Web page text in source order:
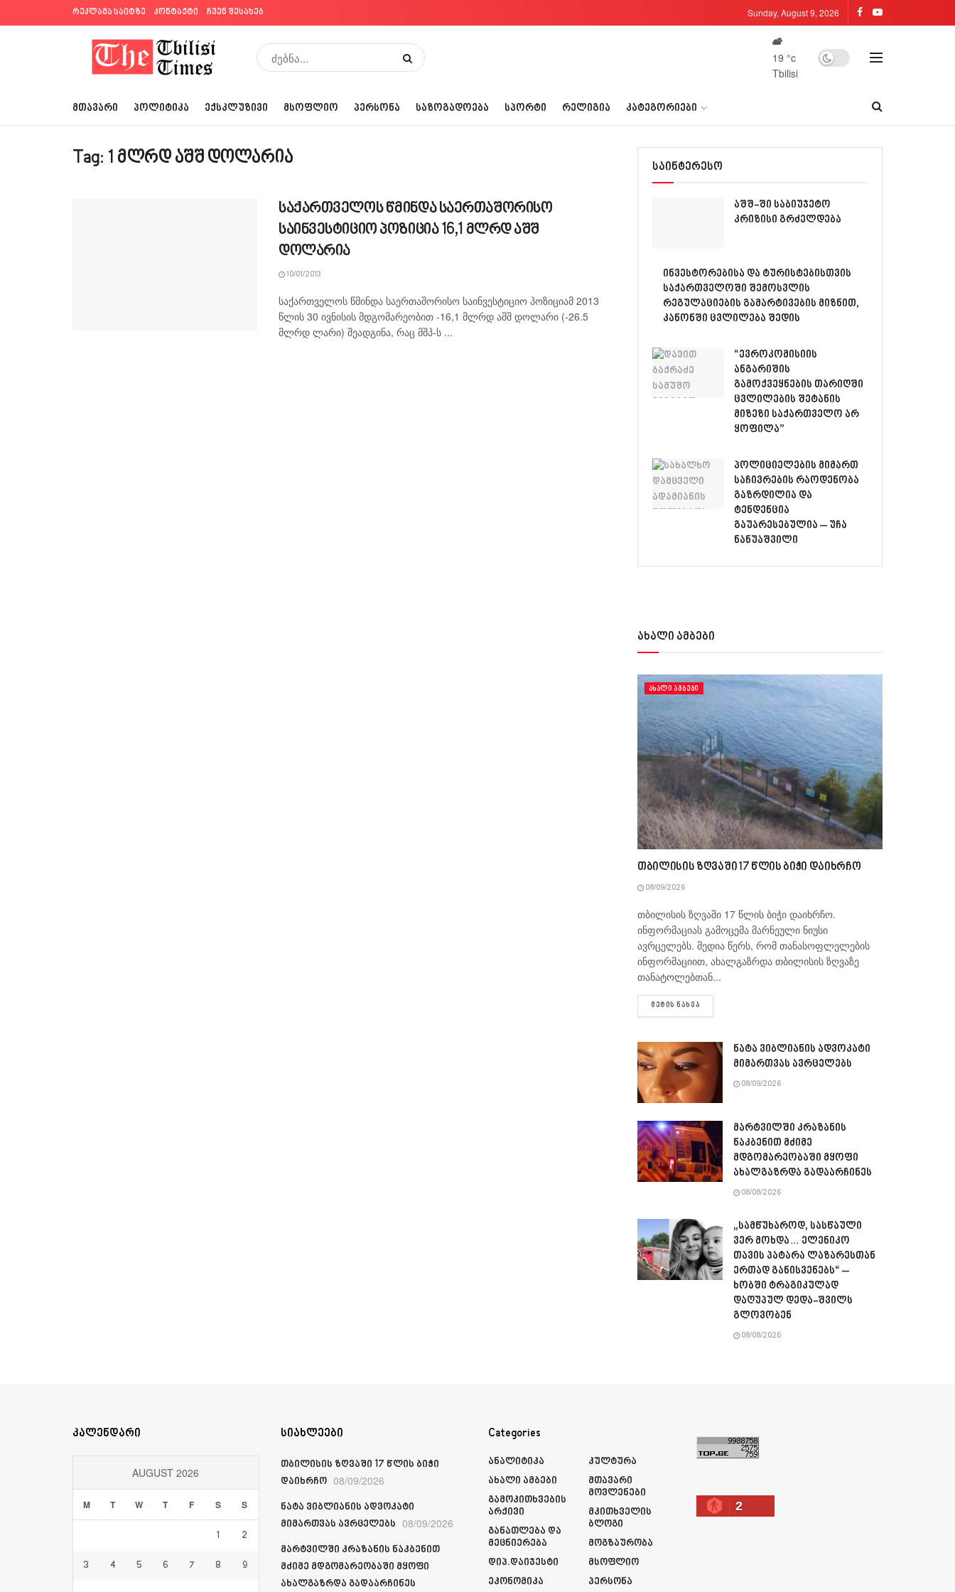
რეკლამა საიტზე კონტაქტი ჩვენ შესახებ Sunday, August 9, 2026
19 °c
Tbilisi
ᲛᲗᲐᲕᲐᲠᲘ ᲞᲝᲚᲘᲢᲘᲙᲐ ᲔᲥᲡᲙᲚᲣᲖᲘᲕᲘ ᲛᲡᲝᲤᲚᲘᲝ ᲞᲔᲠᲡᲝᲜᲐ ᲡᲐᲖᲝᲒᲐᲓᲝᲔᲑᲐ ᲡᲞᲝᲠᲢᲘ ᲠᲔᲚᲘᲒᲘᲐ ᲙᲐᲢᲔᲒᲝᲠᲘᲔᲑᲘ
Tag: 1 მლრდ აშშ დოლარია
საქართველოს წმინდა საერთაშორისო
საინვესტიციო პოზიცია 16,1 მლრდ აშშ
დოლარია
10/01/2013
საქართველოს წმინდა საერთაშორისო საინვესტიციო პოზიციამ 2013
წლის 30 ივნისის მდგომარეობით -16,1 მლრდ აშშ დოლარი (-26.5
მლრდ ლარი) შეადგინა, რაც მშპ-ს ...
საინტერესო
აშშ-ში საბიუჯეტო
კრიზისი გრძელდება
ინვესტორებისა და ტურისტებისთვის
საქართველოში შემოსვლის
რეგულაციების გამარტივების მიზნით,
კანონში ცვლილება შედის
“ევროკომისიის
ანგარიშის
გამოქვეყნების თარიღში
ცვლილების შეტანის
მიზეზი საქართველო არ
ყოფილა”
პოლიციელების მიმართ
საჩივრების რაოდენობა
გაზრდილია და
ტენდენცია
გაუარესებულია – უჩა
ნანუაშვილი
ახალი ამბები
ᲐᲮᲐᲚᲘ ᲐᲛᲑᲔᲑᲘ
თბილისის ზღვაში 17 წლის ბიჭი დაიხრჩო
08/09/2026
თბილისის ზღვაში 17 წლის ბიჭი დაიხრჩო.
ინფორმაციას გამოცემა მარნეული ნიუსი
ავრცელებს. მედია წერს, რომ თანასოფლელების
ინფორმაციით, ახალგაზრდა თბილისის ზღვაზე
თანატოლებთან...
ᲛᲔᲢᲘᲡ ᲜᲐᲮᲕᲐ
ნატა ვიბლიანის ადვოკატი
მიმართვას ავრცელებს
08/09/2026
მარტვილში კრაზანის
ნაკბენით მძიმე
მდგომარეობაში მყოფი
ახალგაზრდა გადაარჩინეს
08/08/2026
„სამწუხაროდ, სასწაული
ვერ მოხდა… ელენიკო
თავის პატარა ლაზარესთან
ერთად განისვენებს“ –
ხობში ტრაგიკულად
დაღუპულ დედა-შვილს
გლოვობენ
08/08/2026
კალენდარი
AUGUST 2026
M T W T F S S
1 2
3 4 5 6 7 8 9
სიახლეები
თბილისის ზღვაში 17 წლის ბიჭი
დაიხრჩო 08/09/2026
ნატა ვიბლიანის ადვოკატი
მიმართვას ავრცელებს 08/09/2026
მარტვილში კრაზანის ნაკბენით
მძიმე მდგომარეობაში მყოფი
ახალგაზრდა გადაარჩინეს
Categories
Ანალიტიკა
Ახალი Ამბები
Გამოკითხვების
Არქივი
Განათლება Და
Მეცნიერება
Დიპ.დაიჯესტი
Ეკონომიკა
Კულტურა
Მთავარი
Მოვლენები
Მკითხველის
Ბლოგი
Მოგზაურობა
Მსოფლიო
Პერსონა
2